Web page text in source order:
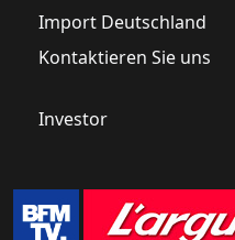
Import Deutschland
Kontaktieren Sie uns
Investor